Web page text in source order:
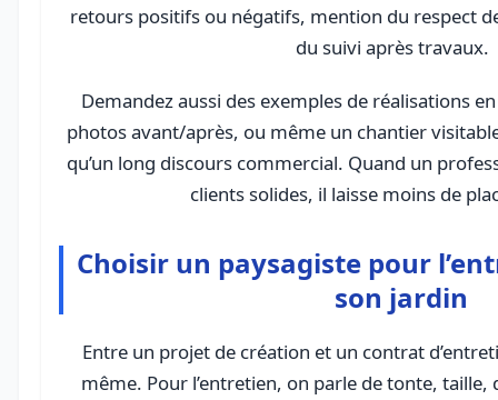
retours positifs ou négatifs, mention du respect
du suivi après travaux.
Demandez aussi des exemples de réalisations
photos avant/après, ou même un chantier
qu’un long discours commercial. Quand un
clients solides, il laisse moins de
Choisir un paysagiste pour
son jardin
Entre un projet de création et un contrat
même. Pour l’entretien, on parle de tonte, taille,